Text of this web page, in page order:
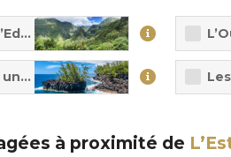
une impression de bout du
à proximité de